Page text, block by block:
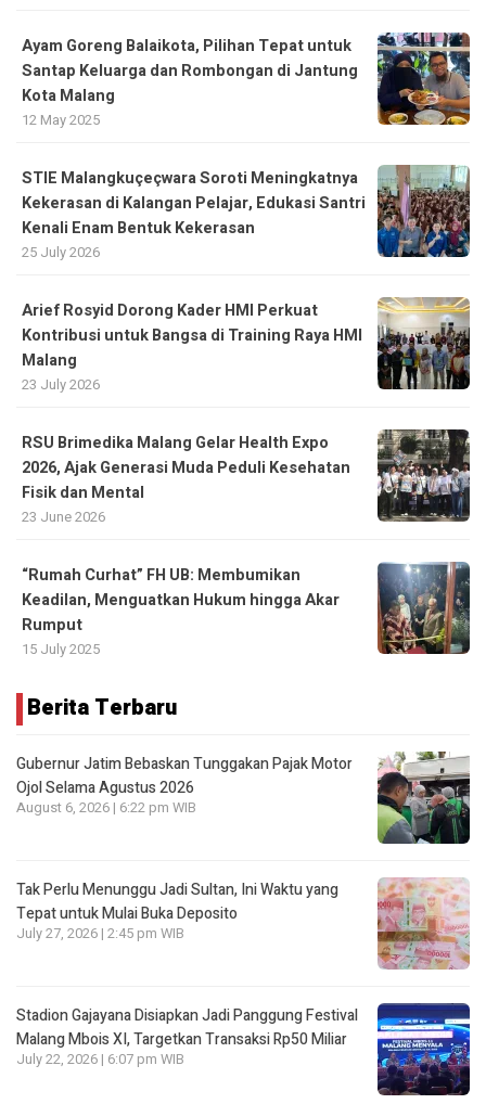
Ayam Goreng Balaikota, Pilihan Tepat untuk
Santap Keluarga dan Rombongan di Jantung
Kota Malang
12 May 2025
STIE Malangkuçeçwara Soroti Meningkatnya
Kekerasan di Kalangan Pelajar, Edukasi Santri
Kenali Enam Bentuk Kekerasan
25 July 2026
Arief Rosyid Dorong Kader HMI Perkuat
Kontribusi untuk Bangsa di Training Raya HMI
Malang
23 July 2026
RSU Brimedika Malang Gelar Health Expo
2026, Ajak Generasi Muda Peduli Kesehatan
Fisik dan Mental
23 June 2026
“Rumah Curhat” FH UB: Membumikan
Keadilan, Menguatkan Hukum hingga Akar
Rumput
15 July 2025
Berita Terbaru
Gubernur Jatim Bebaskan Tunggakan Pajak Motor
Ojol Selama Agustus 2026
August 6, 2026 | 6:22 pm WIB
Tak Perlu Menunggu Jadi Sultan, Ini Waktu yang
Tepat untuk Mulai Buka Deposito
July 27, 2026 | 2:45 pm WIB
Stadion Gajayana Disiapkan Jadi Panggung Festival
Malang Mbois XI, Targetkan Transaksi Rp50 Miliar
July 22, 2026 | 6:07 pm WIB